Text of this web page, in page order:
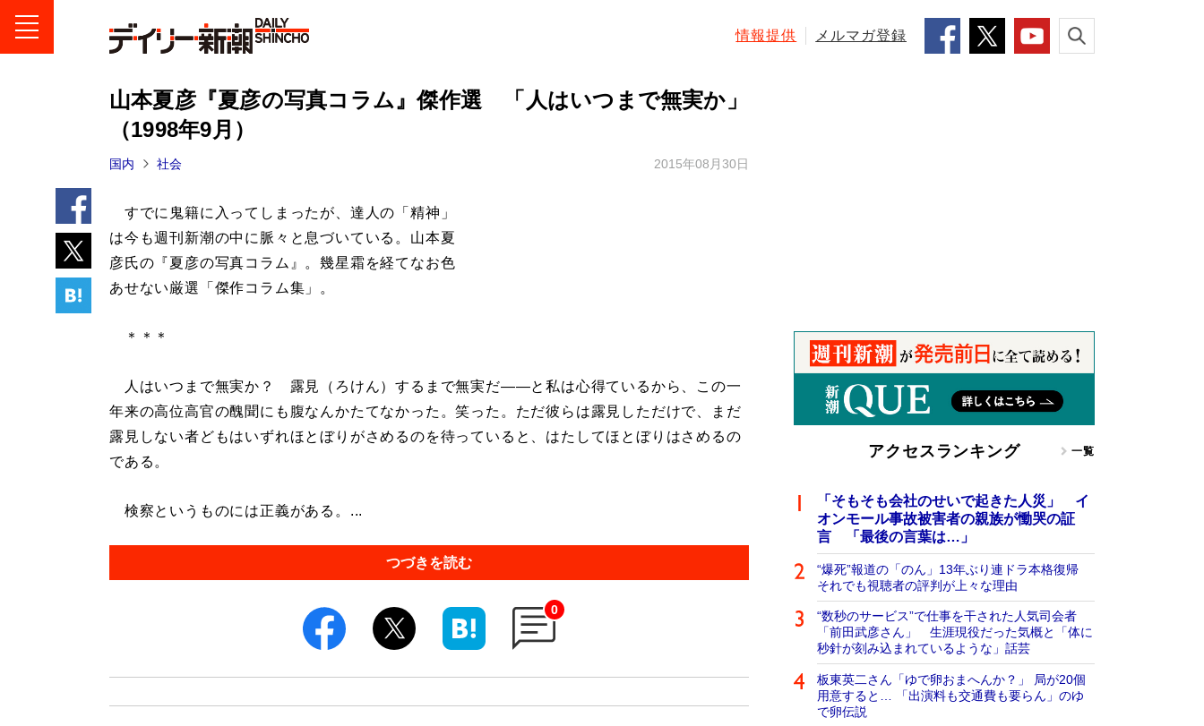
情報提供 メルマガ登録
山本夏彦『夏彦の写真コラム』傑作選 「人はいつまで無実か」
（1998年9月）
国内 社会 2015年08月30日
すでに鬼籍に入ってしまったが、達人の「精神」
は今も週刊新潮の中に脈々と息づいている。山本夏
彦氏の『夏彦の写真コラム』。幾星霜を経てなお色
あせない厳選「傑作コラム集」。
＊＊＊
人はいつまで無実か？ 露見（ろけん）するまで無実だ――と私は心得ているから、この一
年来の高位高官の醜聞にも腹なんかたてなかった。笑った。ただ彼らは露見しただけで、まだ
露見しない者どもはいずれほとぼりがさめるのを待っていると、はたしてほとぼりはさめるの
である。
検察というものには正義がある。...
つづきを読む
0
アクセスランキング 一覧
「そもそも会社のせいで起きた人災」 イ
オンモール事故被害者の親族が慟哭の証
言 「最後の言葉は…」
“爆死”報道の「のん」13年ぶり連ドラ本格復帰
それでも視聴者の評判が上々な理由
“数秒のサービス”で仕事を干された人気司会者
「前田武彦さん」 生涯現役だった気概と「体に
秒針が刻み込まれているような」話芸
板東英二さん「ゆで卵おまへんか？」 局が20個
用意すると… 「出演料も交通費も要らん」のゆ
で卵伝説